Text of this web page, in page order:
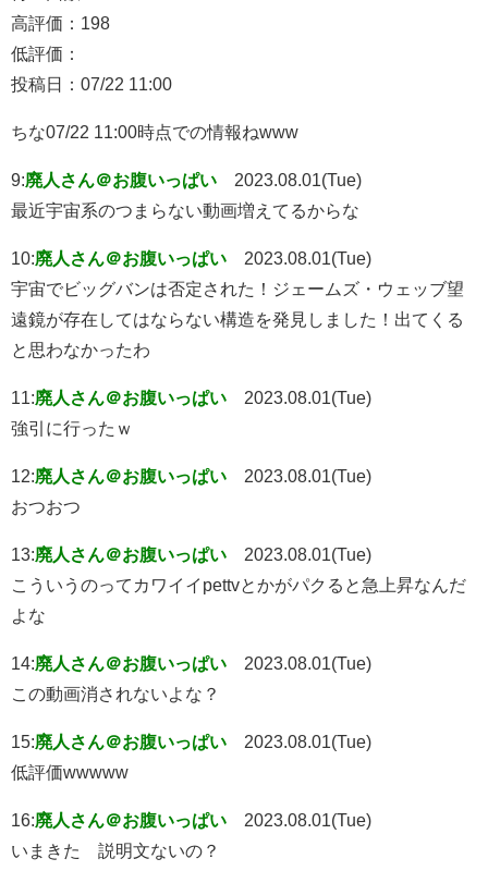
高評価：198
低評価：
投稿日：07/22 11:00
ちな07/22 11:00時点での情報ねwww
9:廃人さん＠お腹いっぱい
2023.08.01(Tue)
最近宇宙系のつまらない動画増えてるからな
10:廃人さん＠お腹いっぱい
2023.08.01(Tue)
宇宙でビッグバンは否定された！ジェームズ・ウェッブ望
遠鏡が存在してはならない構造を発見しました！出てくる
と思わなかったわ
11:廃人さん＠お腹いっぱい
2023.08.01(Tue)
強引に行ったｗ
12:廃人さん＠お腹いっぱい
2023.08.01(Tue)
おつおつ
13:廃人さん＠お腹いっぱい
2023.08.01(Tue)
こういうのってカワイイpettvとかがパクると急上昇なんだ
よな
14:廃人さん＠お腹いっぱい
2023.08.01(Tue)
この動画消されないよな？
15:廃人さん＠お腹いっぱい
2023.08.01(Tue)
低評価wwwww
16:廃人さん＠お腹いっぱい
2023.08.01(Tue)
いまきた 説明文ないの？